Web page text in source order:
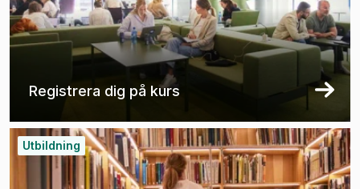
Registrera dig på kurs
Utbildning